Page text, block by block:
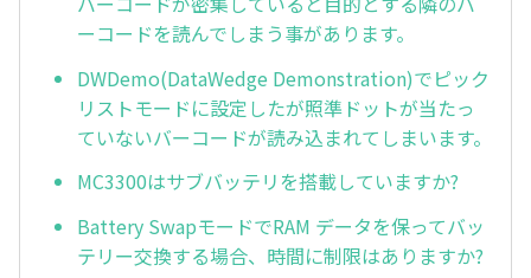
ーコードを読んでしまう事があります。
DWDemo(DataWedge Demonstration)でピック
リストモードに設定したが照準ドットが当たっ
ていないバーコードが読み込まれてしまいます。
MC3300はサブバッテリを搭載していますか?
Battery SwapモードでRAM データを保ってバッ
テリー交換する場合、時間に制限はありますか?